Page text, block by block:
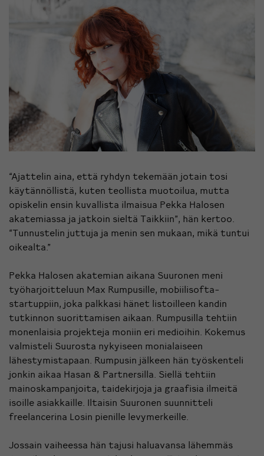
“Ajattelin aina, että ryhdyn tekemään jotain tosi
käytännöllistä, kuten teollista muotoilua, mutta
opiskelin ensin kuvallista ilmaisua Pekka Halosen
akatemiassa ja jatkoin sieltä Taikkiin”, hän kertoo.
“Tunnustelin juttuja ja menin sen mukaan, mikä tuntui
oikealta.”
Pekka Halosen akatemian aikana Suuronen meni
työharjoitteluun Max Rumpusille, mobiilisofta-
startuppiin, joka palkkasi hänet listoilleen kandin
tutkinnon suorittamisen aikaan. Rumpusilla tehtiin
monenlaisia projekteja moniin eri medioihin. Kokemus
valmisteli Suurosta nykyiseen monialaiseen
lähestymistapaan. Rumpusin jälkeen hän työskenteli
jonkin aikaa Hasan & Partnersilla. Siellä tehtiin
mainoskampanjoita, taidekirjoja ja graafisia ilmeitä
isoille asiakkaille. Iltaisin Suuronen suunnitteli
freelancerina Losin pienille levymerkeille.
Jossain vaiheessa hän tajusi haluavansa lähemmäs